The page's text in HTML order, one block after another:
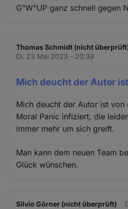
G"W"UP ganz schnell gegen
Thomas Schmidt (nicht
Di. 23 Mai 2023 - 20:39
Mich deucht der Autor
Mich deucht der Autor ist von
Moral Panic infiziert, die
immer mehr um sich greift.
Man kann dem neuen Team
Glück wünschen.
Silvio Görner (nicht überprüft)